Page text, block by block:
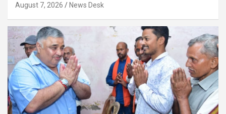
August 7, 2026 News Desk